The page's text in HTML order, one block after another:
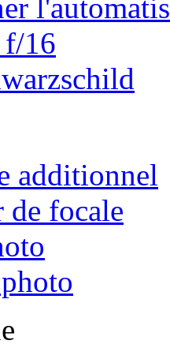
f/16
additionnel
de focale